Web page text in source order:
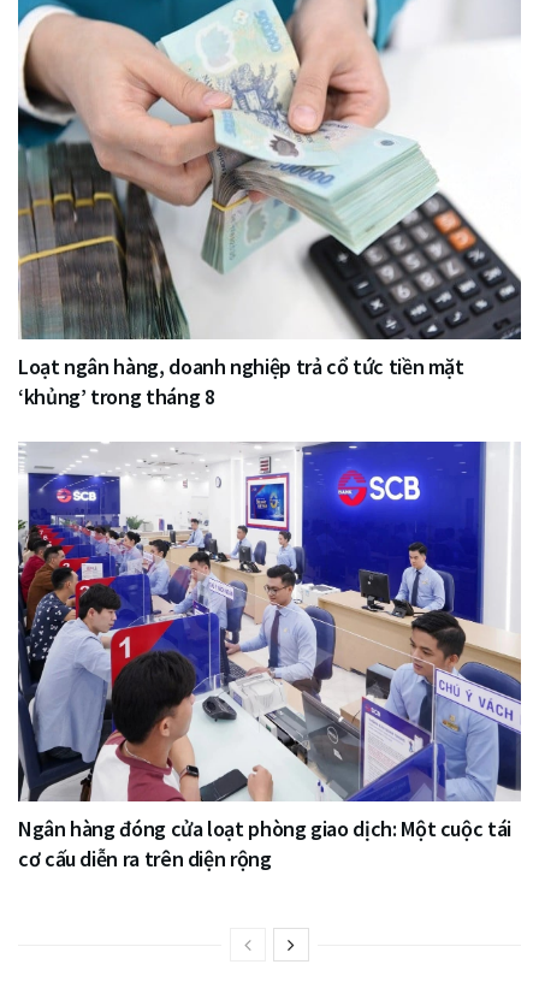
Loạt ngân hàng, doanh nghiệp trả cổ tức tiền mặt
‘khủng’ trong tháng 8
Ngân hàng đóng cửa loạt phòng giao dịch: Một cuộc tái
cơ cấu diễn ra trên diện rộng